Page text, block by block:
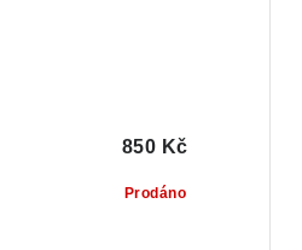
Prodáno
850 Kč